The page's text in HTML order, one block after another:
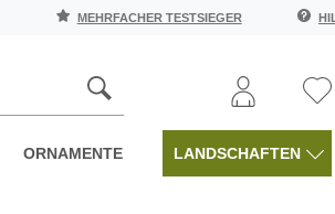
MEHRFACHER TESTSIEGER
ORNAMENTE LANDSCHAFTEN